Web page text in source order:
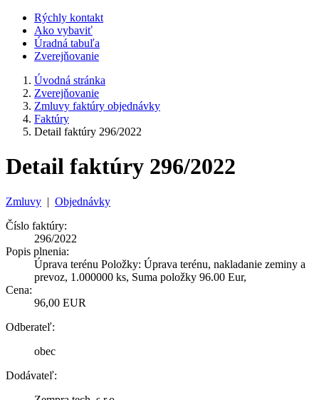
Rýchly kontakt
Ako vybaviť
Úradná tabuľa
Zverejňovanie
Úvodná stránka
Zverejňovanie
Zmluvy faktúry objednávky
Faktúry
Detail faktúry 296/2022
Detail faktúry 296/2022
Zmluvy | Objednávky
Číslo faktúry:
296/2022
Popis plnenia:
Úprava terénu Položky: Úprava terénu, nakladanie zeminy a
prevoz, 1.000000 ks, Suma položky 96.00 Eur,
Cena:
96,00 EUR
Odberateľ:
obec
Dodávateľ: